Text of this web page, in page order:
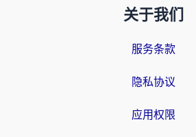
关于我们
服务条款
隐私协议
应用权限